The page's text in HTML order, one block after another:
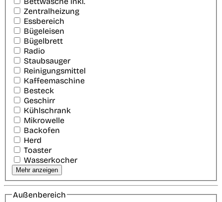
Zentralheizung
Essbereich
Bügeleisen
Bügelbrett
Radio
Staubsauger
Reinigungsmittel
Kaffeemaschine
Besteck
Geschirr
Kühlschrank
Mikrowelle
Backofen
Herd
Toaster
Wasserkocher
Mehr anzeigen
Außenbereich